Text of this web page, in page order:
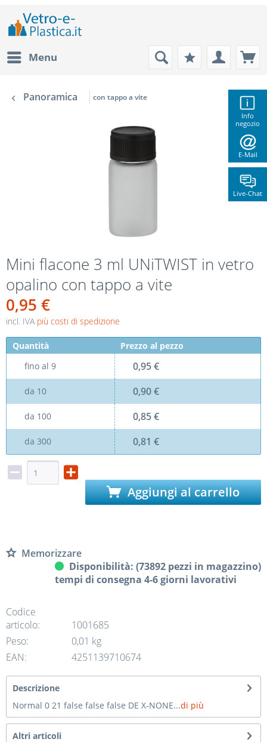
Info
negozio
E-Mail
Live-Chat
Menu
Panoramica con tappo a vite
Mini flacone 3 ml UNiTWIST in vetro
opalino con tappo a vite
0,95 €
incl. IVA più costi di spedizione
Quantità
Prezzo al pezzo
fino al 9 0,95 €
da 10 0,90 €
da 100 0,85 €
da 300 0,81 €
Aggiungi al carrello
Memorizzare
Disponibilità: (73892 pezzi in magazzino)
tempi di consegna 4-6 giorni lavorativi
Codice
articolo:
1001685
Peso:
0,01 kg
EAN:
4251139710674
Descrizione
Normal 0 21 false false false DE X-NONE...di più
Altri articoli